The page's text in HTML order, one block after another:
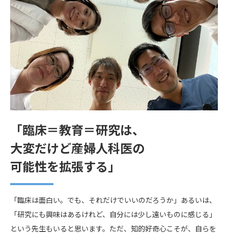
「臨床＝教育＝研究は、
大変だけど産婦人科医の
可能性を拡張する」
「臨床は面白い。でも、それだけでいいのだろうか」あるいは、
「研究にも興味はあるけれど、自分には少し遠いものに感じる」
という先生もいると思います。ただ、知的好奇心こそが、自らを